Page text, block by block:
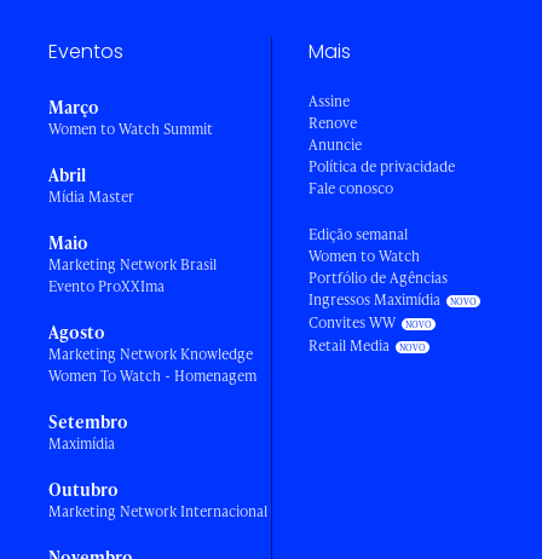
Eventos
Março
Women to Watch Summit
Abril
Mídia Master
Maio
Marketing Network Brasil
Evento ProXXIma
Agosto
Marketing Network Knowledge
Women To Watch - Homenagem
Setembro
Maximídia
Outubro
Marketing Network Internacional
Mais
Assine
Renove
Anuncie
Política de privacidade
Fale conosco
Edição semanal
Women to Watch
Portfólio de Agências
Ingressos Maximídia
Convites WW
Retail Media